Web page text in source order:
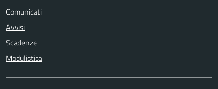
Comunicati
Avvisi
Scadenze
Modulistica